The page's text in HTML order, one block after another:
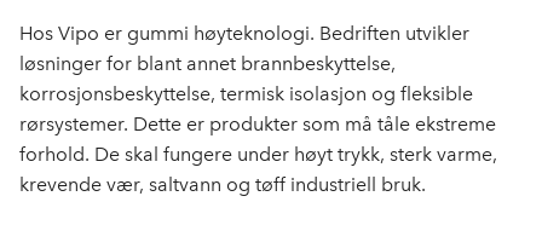
Hos Vipo er gummi høyteknologi. Bedriften utvikler
løsninger for blant annet brannbeskyttelse,
korrosjonsbeskyttelse, termisk isolasjon og fleksible
rørsystemer. Dette er produkter som må tåle ekstreme
forhold. De skal fungere under høyt trykk, sterk varme,
krevende vær, saltvann og tøff industriell bruk.